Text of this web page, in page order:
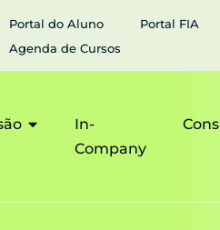
Portal do Aluno Portal FIA
Agenda de Cursos
In-
Company